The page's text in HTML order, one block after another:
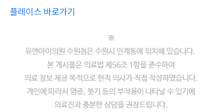
플레이스 바로가기